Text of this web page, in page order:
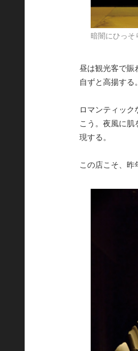
暗闇にひっそ
昼は観光客で賑
自ずと高揚する。
ロマンティッ
こう。夜風に
現する。
この店こそ、昨